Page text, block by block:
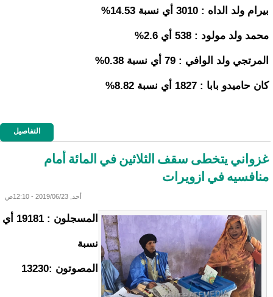
بيرام ولد الداه : 3010 أي نسبة 14.53%
محمد ولد مولود : 538 أي 2.6%
المرتجي ولد الوافي : 79 أي نسبة 0.38%
كان حاميدو بابا : 1827 أي نسبة 8.82%
التفاصيل
غزواني يتخطى سقف الثلاثين في المائة أمام
منافسيه في ازويرات
أحد, 2019/06/23 - 12:10ص
المسجلون : 19181 أي
نسبة
المصوتون :13230